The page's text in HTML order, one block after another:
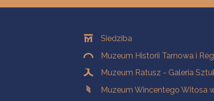
OddziałySiedziba
Muzeum Historii Tarnowa i
Muzeum Ratusz - Galeria
Muzeum Wincentego Witosa